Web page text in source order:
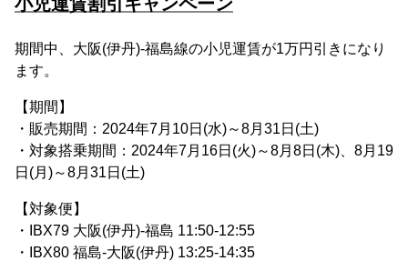
期間中、大阪(伊丹)-福島線の小児運賃が1万円引きになり
ます。
【期間】
・販売期間：2024年7月10日(水)～8月31日(土)
・対象搭乗期間：2024年7月16日(火)～8月8日(木)、8月19
日(月)～8月31日(土)
【対象便】
・IBX79 大阪(伊丹)-福島 11:50-12:55
・IBX80 福島-大阪(伊丹) 13:25-14:35